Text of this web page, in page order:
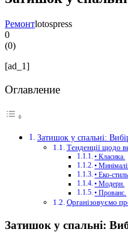
Ремонтlotospress
0
(0)
[ad_1]
Оглавление
Затишок у спальні:
Тенденції щодо
• Класика.
•
• Еко-
• Модерн.
• Прованс.
Організовуємо
Затишок у спальні: